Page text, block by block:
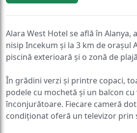
Alara West Hotel se află în Alanya,
nisip Incekum și la 3 km de orașul
piscină exterioară și o zonă de
În grădini verzi și printre copaci,
podele cu mochetă și un balcon cu
înconjurătoare. Fiecare cameră
condiționat oferă un televizor prin